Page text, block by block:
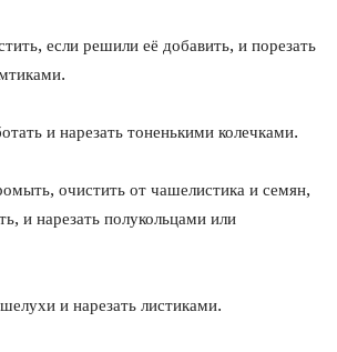
если решили её добавить, и порезать
и нарезать тоненькими колечками.
очистить от чашелистика и семян,
и нарезать полукольцами или
и нарезать листиками.